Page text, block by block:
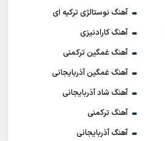
آهنگ نوستالژی ترکیه ای
آهنگ کارادنیزی
آهنگ غمگین ترکمنی
آهنگ غمگین آذربایجانی
آهنگ شاد آذربایجانی
آهنگ ترکمنی
آهنگ آذربایجانی